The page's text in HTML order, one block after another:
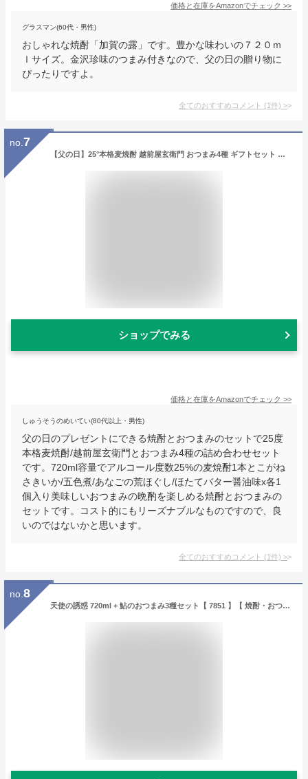
価格と在庫をAmazonでチェック >>
グラスマン(60代・男性)
おしゃれな焼酎「加賀の露」です。豊かな味わいの７２０ｍ
ｌサイズ。金沢珍味のつまみ付きなので、父の日の贈り物に
ぴったりですよ。
全てのおすすめコメント (1件) >
no. 7
【父の日】25°本格麦焼酎 越前屋玄衛門 おつまみ4種 ギフトセット 詰め合わせ むぎ焼酎 内祝い お返し 贈り物 プレゼント 晩酌
ショップでみる
価格と在庫をAmazonでチェック >>
しゅうそうのめいてい(80代以上・男性)
父の日のプレゼントにできる焼酎とおつまみのセットで25度
本格麦焼酎/越前屋玄衛門とおつまみ4種の詰め合わせセット
です。720ml容量でアルコール度数25%の麦焼酎1本とこがね
さきいか/五色煮/あなごの荒ほぐし/ほたてバター醤油味x各1
個入り美味しいおつまみの晩酌を楽しめる焼酎とおつまみの
セットです。コスト的にもリーズナブルなものですので、良
いのではないかと思います。
全てのおすすめコメント (1件) >
no. 8
天使の誘惑 720ml + 鮎のおつまみ3種セット【 7851 】【 焼酎・おつまみセット 】【 送料無料 】【 父の日 贈り物 ギフト プレゼント 】